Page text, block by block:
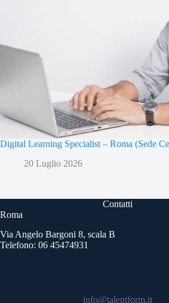
Digital Learning Specialist – Roma (Sede
20 Luglio 2026
Contatti
Roma
Via Angelo Bargoni 8, scala B
Telefono: 06 45474931
info@talentform.it